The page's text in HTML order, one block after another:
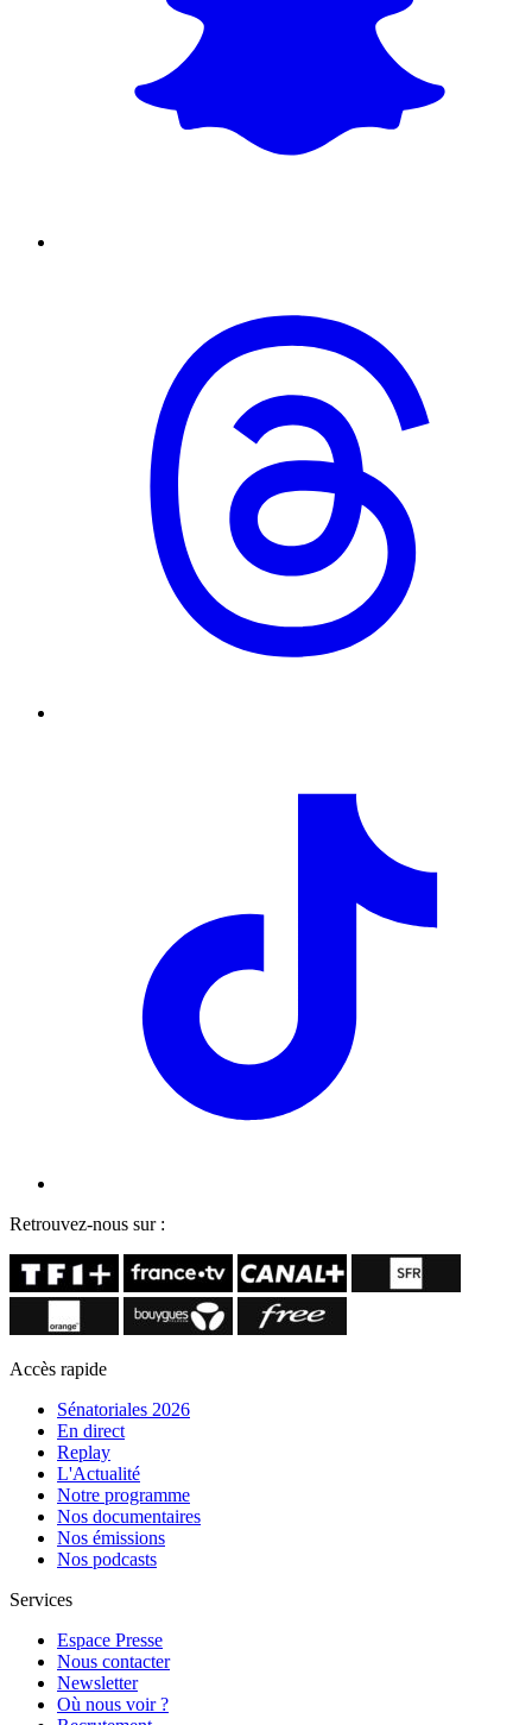
Retrouvez-nous sur :
Accès rapide
Sénatoriales 2026
En direct
Replay
L'Actualité
Notre programme
Nos documentaires
Nos émissions
Nos podcasts
Services
Espace Presse
Nous contacter
Newsletter
Où nous voir ?